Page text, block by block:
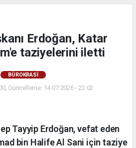
Erdoğan, Katar
taziyelerini iletti
BÜROKRASİ
Güncelleme: 14.07.2026 - 22:02
Tayyip Erdoğan, vefat eden
bin Halife Al Sani için taziye